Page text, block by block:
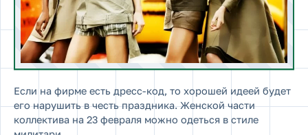
Если на фирме есть дресс-код, то хорошей идеей будет
его нарушить в честь праздника. Женской части
коллектива на 23 февраля можно одеться в стиле